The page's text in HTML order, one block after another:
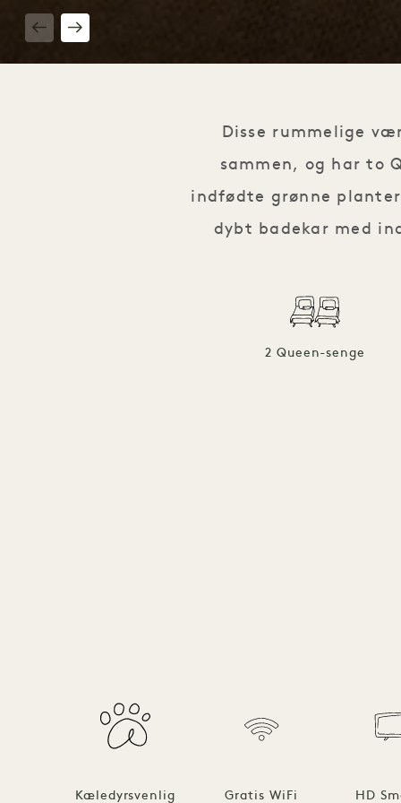
Disse rummelige
sammen, og har to
indfødte grønne
dybt badekar med
2 Queen-senge
Kæledyrsvenlig Gratis WiFi HD